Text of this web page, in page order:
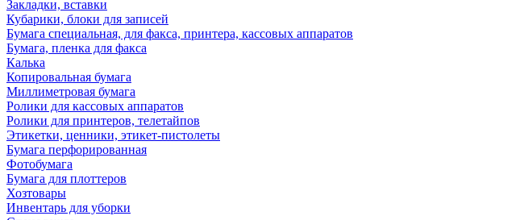
Закладки, вставки
Кубарики, блоки для записей
Бумага специальная, для факса, принтера, кассовых аппаратов
Бумага, пленка для факса
Калька
Копировальная бумага
Миллиметровая бумага
Ролики для кассовых аппаратов
Ролики для принтеров, телетайпов
Этикетки, ценники, этикет-пистолеты
Бумага перфорированная
Фотобумага
Бумага для плоттеров
Хозтовары
Инвентарь для уборки